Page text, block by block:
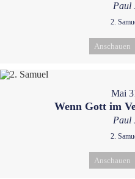
Paul
2.
Anschauen
Mai
Wenn Gott im
Paul
2.
Anschauen